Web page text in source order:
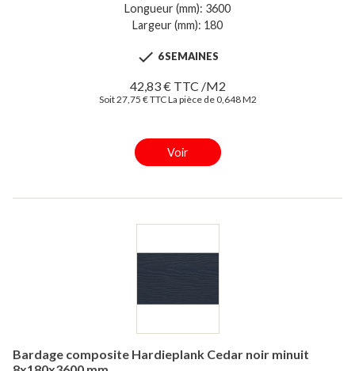
Longueur (mm): 3600
Largeur (mm): 180
 6 SEMAINES
42,83 € TTC /M2
Soit 27,75 € TTC La pièce de 0,648 M2
Voir
Bardage composite Hardieplank Cedar noir minuit